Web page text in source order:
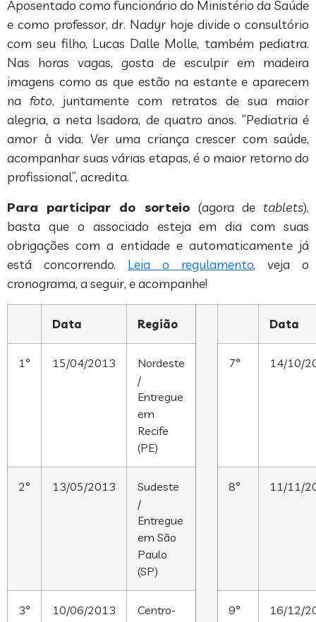
Aposentado como funcionário do Ministério da Saúde
e como professor, dr. Nadyr hoje divide o consultório
com seu filho, Lucas Dalle Molle, também pediatra.
Nas horas vagas, gosta de esculpir em madeira
imagens como as que estão na estante e aparecem
nafoto, juntamente com retratos de sua maior
alegria, a neta Isadora, de quatro anos. “Pediatria é
amor à vida. Ver uma criança crescer com saúde,
acompanhar suas várias etapas, é o maior retorno do
profissional”, acredita.
Para participar do sorteio(agora de tablets),
basta que o associado esteja em dia com suas
obrigações com a entidade e automaticamente já
está concorrendo. Leia o regulamento, veja o
cronograma, a seguir, e acompanhe!
Data Região Data
1° 15/04/2013
Nordeste
/
Entregue
em
Recife
(PE)
7° 14/10/
2° 13/05/2013
Sudeste
/
Entregue
em São
Paulo
(SP)
8° 11/11/
3° 10/06/2013
Centro-
9° 16/12/